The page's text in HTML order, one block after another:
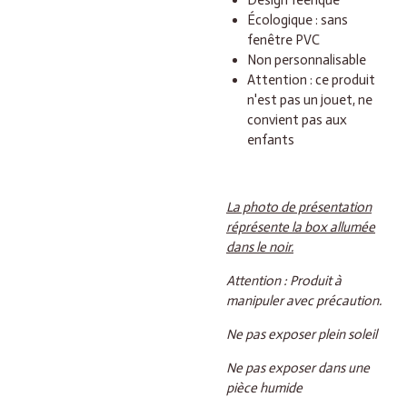
Écologique : sans
fenêtre PVC
Non personnalisable
Attention : ce produit
n'est pas un jouet, ne
convient pas aux
enfants
La photo de présentation
réprésente la box allumée
dans le noir.
Attention : Produit à
manipuler avec précaution.
Ne pas exposer plein soleil
Ne pas exposer dans une
pièce humide